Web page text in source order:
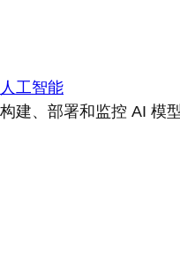
人工智能
构建、部署和监控 AI 模